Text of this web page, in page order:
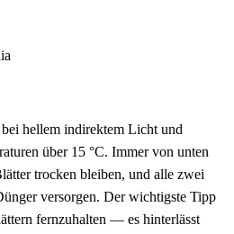
hellem indirektem Licht und
über 15 °C. Immer von unten
trocken bleiben, und alle zwei
versorgen. Der wichtigste Tipp
fernzuhalten — es hinterlässt